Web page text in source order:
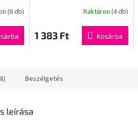
(6 db) Raktáron (4 db)
1 383 Ft Kosárba
Beszélgetés
leírása